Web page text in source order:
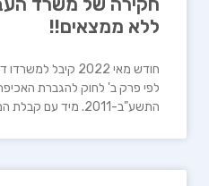
ללא ממצאים!!
חודש מאי 2022
לפי פרק ב' לחוק להגברת
התשע"ב-2011. מיד עם קבלת המכתב פנה מנכ"ל